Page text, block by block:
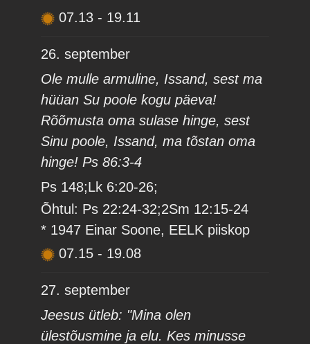
07.13 - 19.11
26. september
Ole mulle armuline, Issand, sest ma
hüüan Su poole kogu päeva!
Rõõmusta oma sulase hinge, sest
Sinu poole, Issand, ma tõstan oma
hinge! Ps 86:3-4
Ps 148;Lk 6:20-26;
Õhtul: Ps 22:24-32;2Sm 12:15-24
* 1947 Einar Soone, EELK piiskop
07.15 - 19.08
27. september
Jeesus ütleb: "Mina olen
ülestõusmine ja elu. Kes minusse